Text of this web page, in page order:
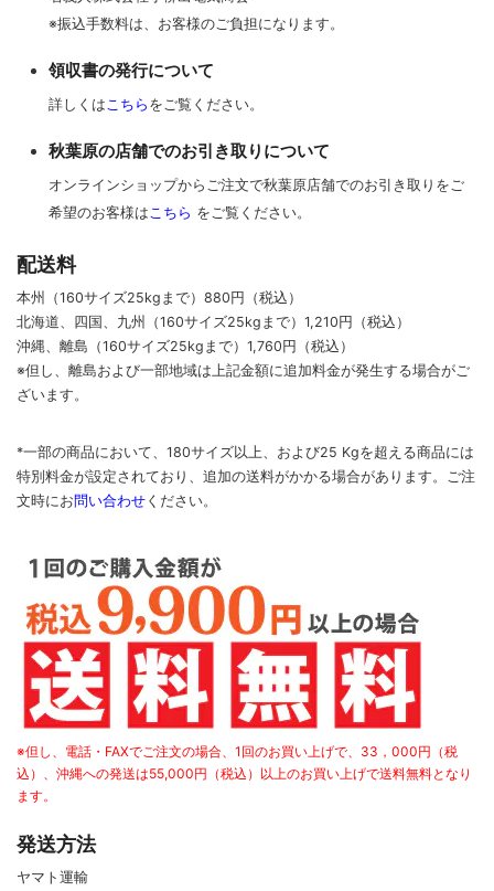
※振込手数料は、お客様のご負担になります。
領収書の発行について
詳しくは こちら をご覧ください。
秋葉原の店舗でのお引き取りについて
オンラインショップからご注文で秋葉原店舗でのお引き取りをご
希望のお客様は こちら をご覧ください。
配送料
本州（160サイズ25kgまで）880円（税込）
北海道、四国、九州 （160サイズ25kgまで） 1,210円（税込）
沖縄、離島 （160サイズ25kgまで） 1,760円（税込）
※但し、離島および一部地域は上記金額に追加料金が発生する場合がご
ざいます。
*一部の商品において、180サイズ以上、および25 Kgを超える商品には
特別料金が設定されており、追加の送料がかかる場合があります。
ご注
文時に お問い合わせ ください。
※但し、電話・FAXでご注文の場合、1回のお買い上げで、33，000円（税
込）、沖縄への発送は55,000円（税込）以上のお買い上げで送料無料となり
ます。
発送方法
ヤマト運輸